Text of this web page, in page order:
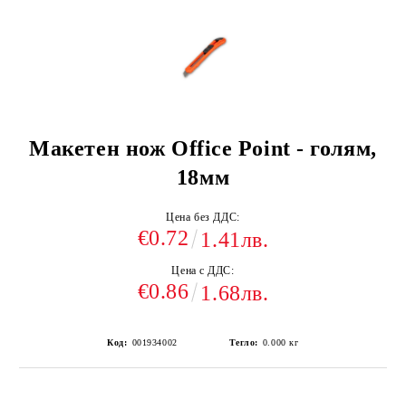
Макетен нож Office Point - голям,
18мм
Цена без ДДС:
€0.72 1.41лв.
Цена с ДДС:
€0.86 1.68лв.
Код: 001934002 Тегло: 0.000 кг